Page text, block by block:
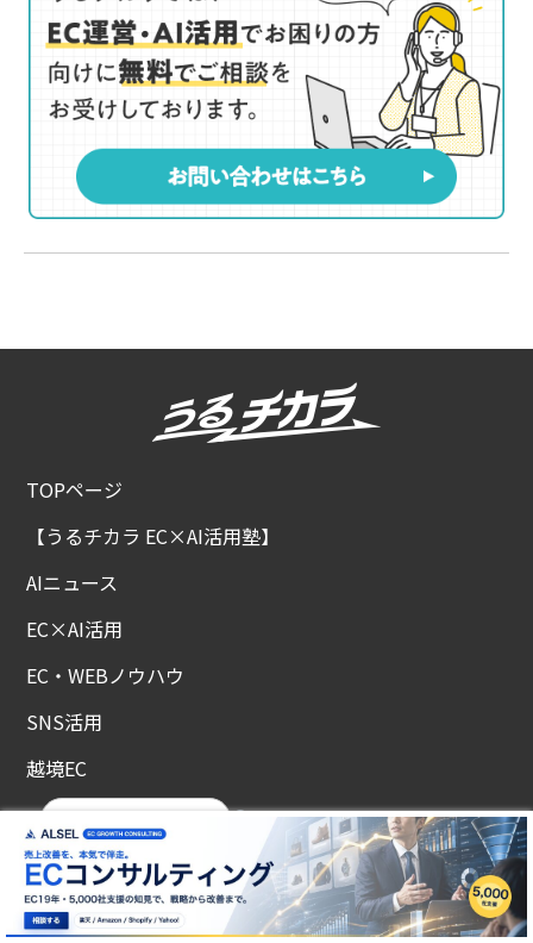
TOPページ
【うるチカラ EC×AI活用塾】
AIニュース
EC×AI活用
EC・WEBノウハウ
SNS活用
越境EC
セミナー情報